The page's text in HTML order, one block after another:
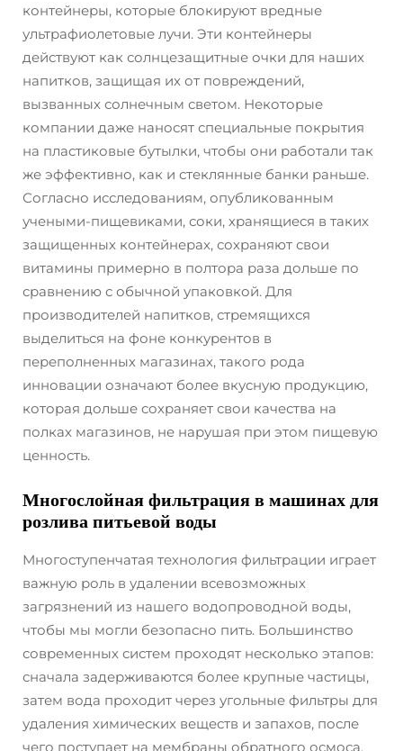
контейнеры, которые блокируют вредные
ультрафиолетовые лучи. Эти контейнеры
действуют как солнцезащитные очки для наших
напитков, защищая их от повреждений,
вызванных солнечным светом. Некоторые
компании даже наносят специальные покрытия
на пластиковые бутылки, чтобы они работали так
же эффективно, как и стеклянные банки раньше.
Согласно исследованиям, опубликованным
учеными-пищевиками, соки, хранящиеся в таких
защищенных контейнерах, сохраняют свои
витамины примерно в полтора раза дольше по
сравнению с обычной упаковкой. Для
производителей напитков, стремящихся
выделиться на фоне конкурентов в
переполненных магазинах, такого рода
инновации означают более вкусную продукцию,
которая дольше сохраняет свои качества на
полках магазинов, не нарушая при этом пищевую
ценность.
Многослойная фильтрация в машинах для
розлива питьевой воды
Многоступенчатая технология фильтрации играет
важную роль в удалении всевозможных
загрязнений из нашего водопроводной воды,
чтобы мы могли безопасно пить. Большинство
современных систем проходят несколько этапов:
сначала задерживаются более крупные частицы,
затем вода проходит через угольные фильтры для
удаления химических веществ и запахов, после
чего поступает на мембраны обратного осмоса,